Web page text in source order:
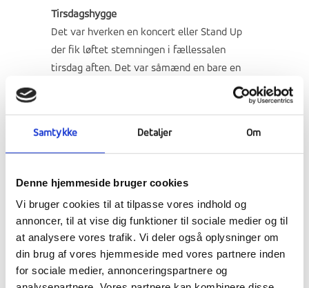
Samtykke Detaljer Om
Denne hjemmeside bruger cookies
Vi bruger cookies til at tilpasse vores indhold og
annoncer, til at vise dig funktioner til sociale medier og til
at analysere vores trafik. Vi deler også oplysninger om
din brug af vores hjemmeside med vores partnere inden
for sociale medier, annonceringspartnere og
Tirsdagshygge
Det var hverken en koncert eller Stand Up
der fik løftet stemningen i fællessalen
tirsdag aften. Det var såmænd en bare en
aften i karaokens tegn. Vi vandrede ned af
High School
og kom lidt i det romantiske hjørne med Ed
så gav eleverne den hele armen i deres
Mens vokalerne nåede de høje toner i
fællessalen, havde vi Girls Night i e-sport og
senere blev der tændt op for en omgang
Champions League i de tre huse. Stemningen